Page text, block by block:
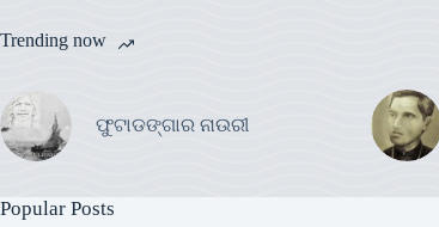
Trending now
ଫୁଟାଡଙ୍ଗାର ନାଉରୀ
Popular Posts